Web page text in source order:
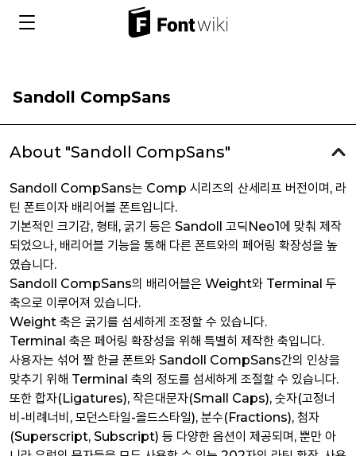
Sandoll CompSans
About "Sandoll CompSans"
Sandoll CompSans는 Comp 시리즈의 산세리프 버전이며, 라
틴 폰트이자 배리어블 폰트입니다.
기본적인 크기감, 형태, 굵기 등은 Sandoll 고딕Neo1에 맞춰 제작
되었으나, 배리어블 기능을 통해 다른 폰트와의 페어링 확장성을 높
였습니다.
Sandoll CompSans의 배리어블은 Weight와 Terminal 두
축으로 이루어져 있습니다.
Weight 축은 굵기를 섬세하게 조정할 수 있습니다.
Terminal 축은 페어링 확장성을 위해 특별히 제작한 축입니다.
사용자는 섞어 짤 한글 폰트와 Sandoll CompSans간의 인상을
맞추기 위해 Terminal 축의 정도를 섬세하게 조절할 수 있습니다.
또한 합자(Ligatures), 작은대문자(Small Caps), 숫자(고정너
비-비례너비, 모던스타일-올드스타일), 분수(Fractions), 첨자
(Superscript, Subscript) 등 다양한 옵션이 제공되며, 뿐만 아